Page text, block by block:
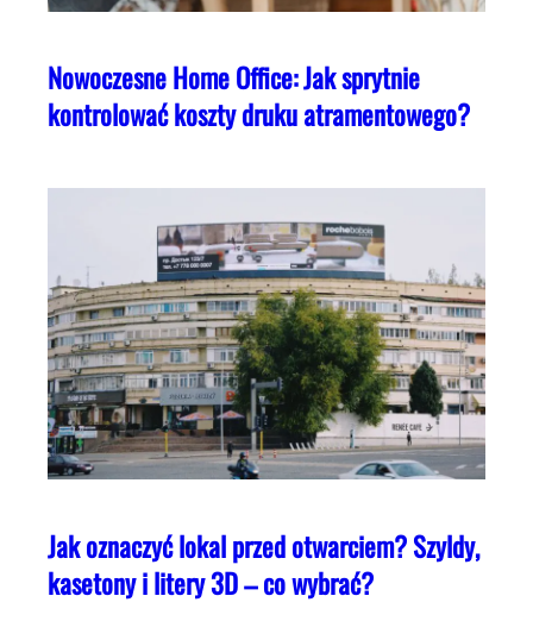
Nowoczesne Home Office: Jak sprytnie
kontrolować koszty druku atramentowego?
Jak oznaczyć lokal przed otwarciem? Szyldy,
kasetony i litery 3D – co wybrać?